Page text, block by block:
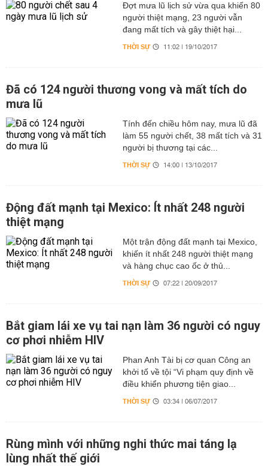
Đợt mưa lũ lịch sử vừa qua khiến 80
người thiệt mạng, 23 người vẫn
đang mất tích và gây thiệt hại...
THỜI SỰ 11:02 | 19/10/2017
Đã có 124 người thương vong và mất tích do
mưa lũ
Tính đến chiều hôm nay, mưa lũ đã
làm 55 người chết, 38 mất tích và 31
người bị thương tại các...
THỜI SỰ 14:00 | 13/10/2017
Động đất mạnh tại Mexico: Ít nhất 248 người
thiệt mạng
Một trận động đất mạnh tại Mexico,
khiến ít nhất 248 người thiệt mạng
và hàng chục cao ốc ở thủ...
THỜI SỰ 07:22 | 20/09/2017
Bắt giam lái xe vụ tai nạn làm 36 người có nguy
cơ phơi nhiễm HIV
Phan Anh Tài bị cơ quan Công an
khởi tố về tội “Vi phạm quy định về
điều khiển phương tiện giao...
THỜI SỰ 03:34 | 06/07/2017
Rùng mình với những nghi thức mai táng lạ
lùng nhất thế giới